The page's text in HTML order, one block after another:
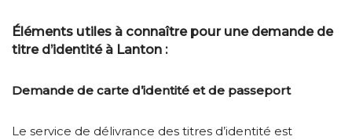
Éléments utiles à connaître pour une demande de
titre d’identité à Lanton :
Demande de carte d’identité et de passeport
Le service de délivrance des titres d’identité est